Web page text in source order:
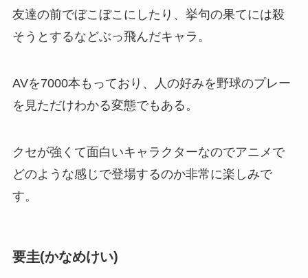
友達の前でぼこぼこにしたり、挙句の果てには殺
そうとするなどぶっ飛んだキャラ。
AVを7000本もっており、人の好みを野球のプレー
を見ただけわかる変態でもある。
クセが強くて面白いキャラクターなのでアニメで
どのような感じで登場するのか非常に楽しみで
す。
要圭(かなめけい)